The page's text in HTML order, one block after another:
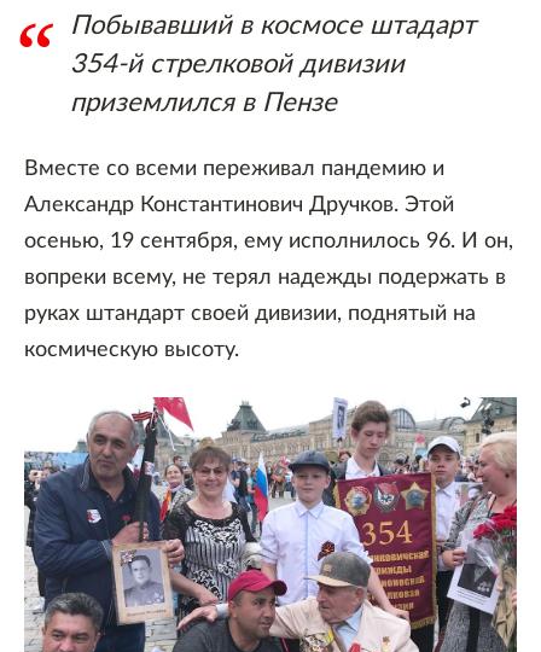
Побывавший в космосе штадарт
354-й стрелковой дивизии
приземлился в Пензе
Вместе со всеми переживал пандемию и
Александр Константинович Дручков. Этой
осенью, 19 сентября, ему исполнилось 96. И он,
вопреки всему, не терял надежды подержать в
руках штандарт своей дивизии, поднятый на
космическую высоту.